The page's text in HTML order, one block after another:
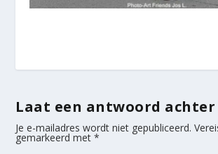
Laat een antwoord achter
Je e-mailadres wordt niet gepubliceerd.
gemarkeerd met*